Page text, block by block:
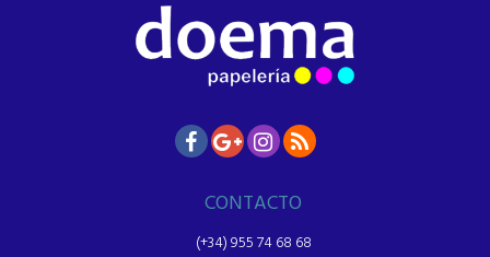
CONTACTO
(+34) 955 74 68 68